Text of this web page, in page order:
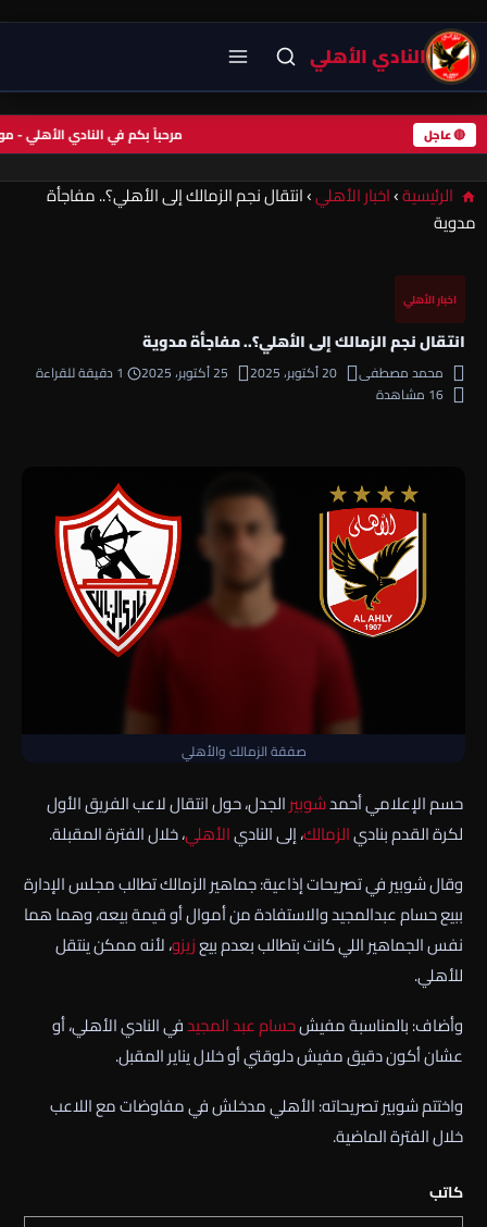
النادي الأهلي
🔴 عاجل مرحباً بكم في النادي الأهلي
الرئيسية›اخبار الأهلي›انتقال نجم الزمالك إلى الأهلي؟.. مفاجأة
مدوية
اخبار الأهلي
انتقال نجم الزمالك إلى الأهلي؟.. مفاجأة مدوية
محمد مصطفى 20 أكتوبر، 2025 25 أكتوبر، 2025
1 دقيقة للقراءة
16 مشاهدة
صفقة الزمالك والأهلي
حسم الإعلامي أحمدشوبيرالجدل، حول انتقال لاعب الفريق الأول
لكرة القدم بناديالزمالك، إلى الناديالأهلي، خلال الفترة المقبلة.
وقال شوبير في تصريحات إذاعية: جماهير الزمالك تطالب مجلس الإدارة
ببيع حسام عبدالمجيد والاستفادة من أموال أو قيمة بيعه، وهما هما
نفس الجماهير اللي كانت بتطالب بعدم بيعزيزو، لأنه ممكن ينتقل
للأهلي.
وأضاف: بالمناسبة مفيشحسام عبد المجيدفي النادي الأهلي، أو
عشان أكون دقيق مفيش دلوقتي أو خلال يناير المقبل.
واختتم شوبير تصريحاته: الأهلي مدخلش في مفاوضات مع اللاعب
خلال الفترة الماضية.
كاتب